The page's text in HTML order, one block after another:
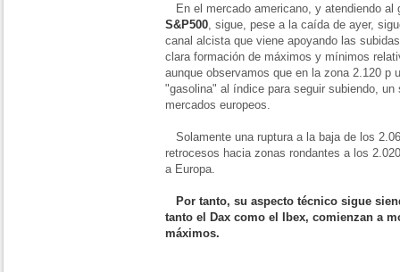
En el mercado americano, y atendiendo al
S&P500 , sigue, pese a la caída de ayer,
canal alcista que viene apoyando las
clara formación de máximos y mínimos
aunque observamos que en la zona 2.120 p
"gasolina" al índice para seguir subiendo,
mercados europeos.
Solamente una ruptura a la baja de los
retrocesos hacia zonas rondantes a los
a Europa.
Por tanto, su aspecto técnico sigue
tanto el Dax como el Ibex, comienzan a
máximos.